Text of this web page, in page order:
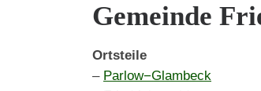
Gemeinde
Ortsteile
– Parlow−Glambeck